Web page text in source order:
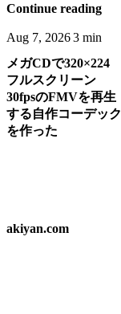
Continue reading
Aug 7, 20263 min
メガCDで320×224
フルスクリーン
30fpsのFMVを再生
する自作コーデック
を作った
akiyan.com